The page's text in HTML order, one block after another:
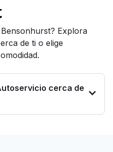
Explora
de ti o elige
cerca de